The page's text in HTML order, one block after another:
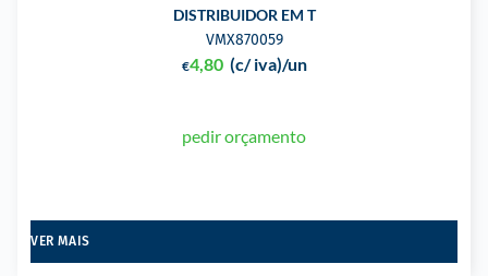
DISTRIBUIDOR EM T
VMX870059
€4,80 (c/ iva)/un
pedir orçamento
VER MAIS